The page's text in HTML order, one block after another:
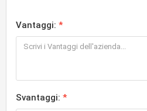
Vantaggi:
Svantaggi: